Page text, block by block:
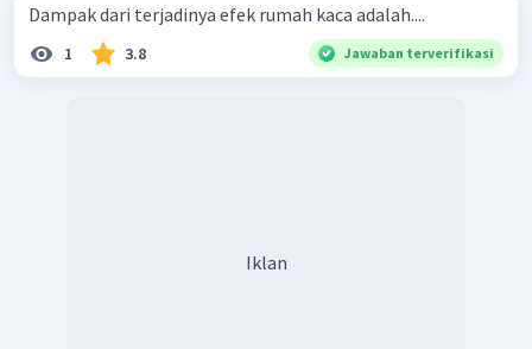
Dampak dari terjadinya efek rumah kaca adalah....
1 3.8 Jawaban terverifikasi
Iklan